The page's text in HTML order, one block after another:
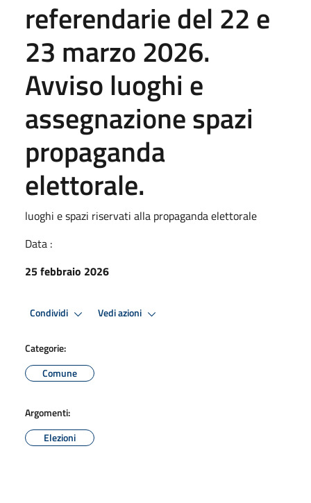
referendarie del 22 e
23 marzo 2026.
Avviso luoghi e
assegnazione spazi
propaganda
elettorale.
luoghi e spazi riservati alla propaganda elettorale
Data :
25 febbraio 2026
Condividi Vedi azioni
Categorie:
Comune
Argomenti:
Elezioni